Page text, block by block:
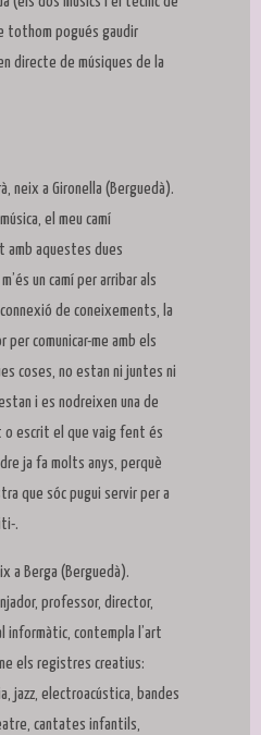
tothom pogués gaudir
directe de músiques de la
neix a Gironella (Berguedà).
el meu camí
amb aquestes dues
un camí per arribar als
de coneixements, la
per comunicar-me amb els
coses, no estan ni juntes ni
i es nodreixen una de
o escrit el que vaig fent és
ja fa molts anys, perquè
que sóc pugui servir per a
.
a Berga (Berguedà).
professor, director,
informàtic, contempla l’art
els registres creatius:
jazz, electroacústica, bandes
cantates infantils,